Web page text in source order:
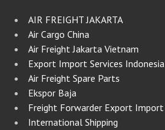
AIR FREIGHT JAKARTA
Air Cargo China
Air Freight Jakarta Vietnam
Export Import Services Indonesia
Air Freight Spare Parts
Ekspor Baja
Freight Forwarder Export Import
International Shipping